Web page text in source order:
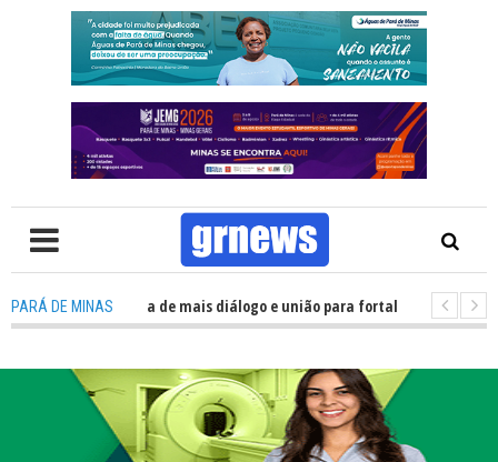
PARÁ DE MINAS
TV: Política precisa de mais diálogo e união para fortalecer Minas e